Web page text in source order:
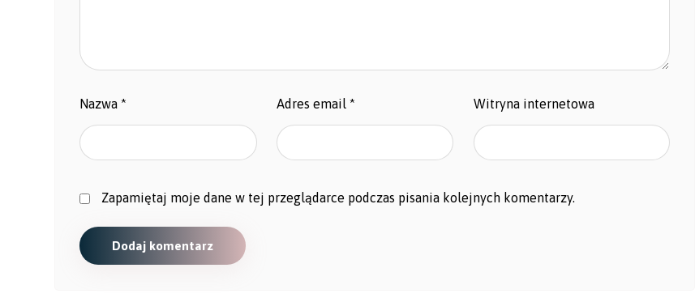
Nazwa* Adres email * Witryna internetowa
Zapamiętaj moje dane w tej przeglądarce podczas pisania kolejnych komentarzy.
Dodaj komentarz